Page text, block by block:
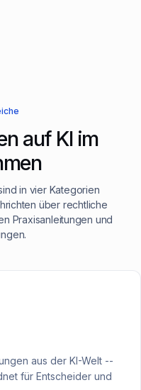
auf KI im
in vier Kategorien
über rechtliche
Praxisanleitungen und
aus der KI-Welt --
für Entscheider und